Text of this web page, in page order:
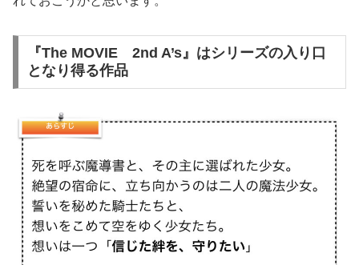
『The MOVIE 2nd A’s』はシリーズの入り口
となり得る作品